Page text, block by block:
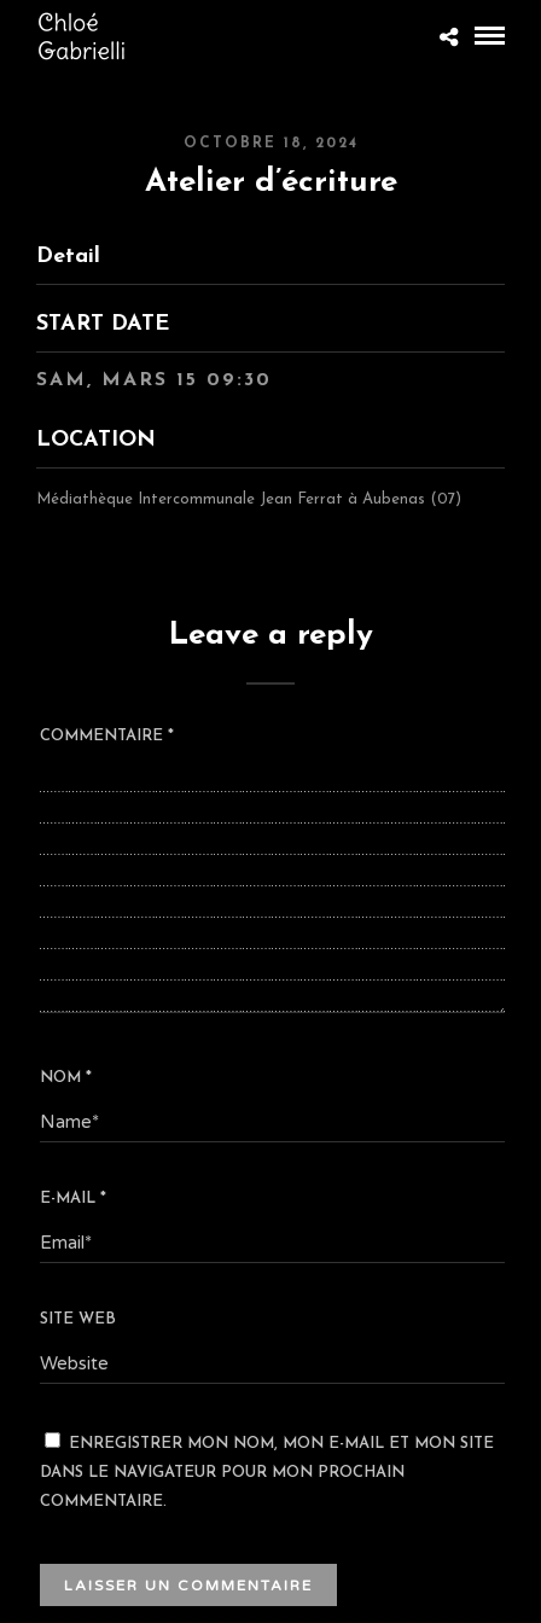
OCTOBRE 18, 2024
Atelier d’écriture
Detail
START DATE
SAM, MARS 15 09:30
LOCATION
Médiathèque Intercommunale Jean Ferrat à Aubenas (07)
Leave a reply
COMMENTAIRE *
NOM *
E-MAIL *
SITE WEB
ENREGISTRER MON NOM, MON E-MAIL ET MON SITE
DANS LE NAVIGATEUR POUR MON PROCHAIN
COMMENTAIRE.